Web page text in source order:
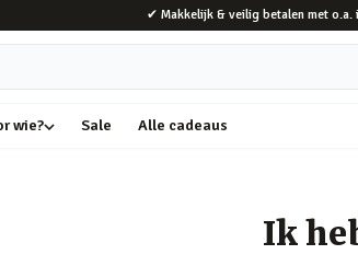
✔ Makkelijk & veilig betalen met o.a.
wie? Sale Alle cadeaus
Ik